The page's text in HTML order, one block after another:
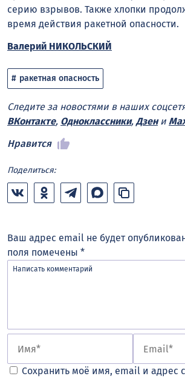
серию взрывов. Также хлопки
время действия ракетной опасности.
Валерий НИКОЛЬСКИЙ
ракетная опасность
Следите за новостями в наших
ВКонтакте, Одноклассники, Дзени
Нравится
Поделиться:
Ваш адрес email не будет
поля помечены *
Сохранить моё имя, email и адрес